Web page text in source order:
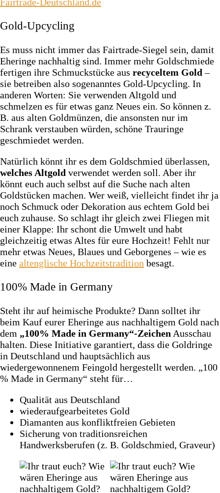
Gold-Upcycling
Es muss nicht immer das Fairtrade-Siegel sein, damit
Eheringe nachhaltig sind. Immer mehr Goldschmiede
fertigen ihre Schmuckstücke aus recyceltem Gold –
sie betreiben also sogenanntes Gold-Upcycling. In
anderen Worten: Sie verwenden Altgold und
schmelzen es für etwas ganz Neues ein. So können z.
B. aus alten Goldmünzen, die ansonsten nur im
Schrank verstauben würden, schöne Trauringe
geschmiedet werden.
Natürlich könnt ihr es dem Goldschmied überlassen,
welches Altgold verwendet werden soll. Aber ihr
könnt euch auch selbst auf die Suche nach alten
Goldstücken machen. Wer weiß, vielleicht findet ihr ja
noch Schmuck oder Dekoration aus echtem Gold bei
euch zuhause. So schlagt ihr gleich zwei Fliegen mit
einer Klappe: Ihr schont die Umwelt und habt
gleichzeitig etwas Altes für eure Hochzeit! Fehlt nur
mehr etwas Neues, Blaues und Geborgenes – wie es
eine altenglische Hochzeitstradition besagt.
100% Made in Germany
Steht ihr auf heimische Produkte? Dann solltet ihr
beim Kauf eurer Eheringe aus nachhaltigem Gold nach
dem „100% Made in Germany“-Zeichen Ausschau
halten. Diese Initiative garantiert, dass die Goldringe
in Deutschland und hauptsächlich aus
wiedergewonnenem Feingold hergestellt werden. „100
% Made in Germany“ steht für…
Qualität aus Deutschland
wiederaufgearbeitetes Gold
Diamanten aus konfliktfreien Gebieten
Sicherung von traditionsreichen
Handwerksberufen (z. B. Goldschmied, Graveur)